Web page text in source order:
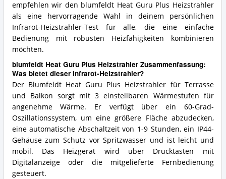
empfehlen wir den blumfeldt Heat Guru Plus Heizstrahler
als eine hervorragende Wahl in deinem persönlichen
Infrarot-Heizstrahler-Test für alle, die eine einfache
Bedienung mit robusten Heizfähigkeiten kombinieren
möchten.
blumfeldt Heat Guru Plus Heizstrahler Zusammenfassung:
Was bietet dieser Infrarot-Heizstrahler?
Der Blumfeldt Heat Guru Plus Heizstrahler für Terrasse
und Balkon sorgt mit 3 einstellbaren Wärmestufen für
angenehme Wärme. Er verfügt über ein 60-Grad-
Oszillationssystem, um eine größere Fläche abzudecken,
eine automatische Abschaltzeit von 1-9 Stunden, ein IP44-
Gehäuse zum Schutz vor Spritzwasser und ist leicht und
mobil. Das Heizgerät wird über Drucktasten mit
Digitalanzeige oder die mitgelieferte Fernbedienung
gesteuert.